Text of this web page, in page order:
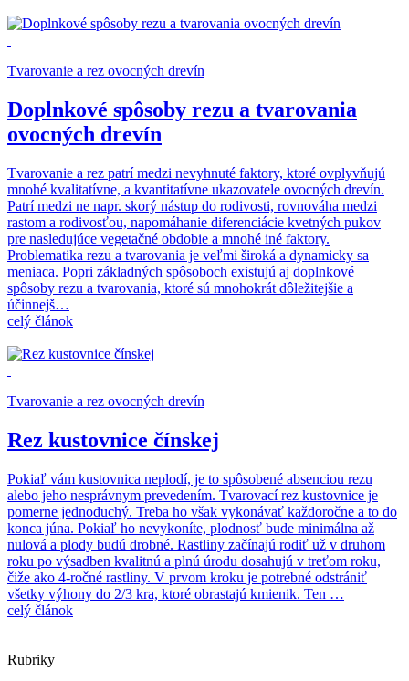
Tvarovanie a rez ovocných drevín
Doplnkové spôsoby rezu a tvarovania
ovocných drevín
Tvarovanie a rez patrí medzi nevyhnuté faktory, ktoré ovplyvňujú
mnohé kvalitatívne, a kvantitatívne ukazovatele ovocných drevín.
Patrí medzi ne napr. skorý nástup do rodivosti, rovnováha medzi
rastom a rodivosťou, napomáhanie diferenciácie kvetných pukov
pre nasledujúce vegetačné obdobie a mnohé iné faktory.
Problematika rezu a tvarovania je veľmi široká a dynamicky sa
meniaca. Popri základných spôsoboch existujú aj doplnkové
spôsoby rezu a tvarovania, ktoré sú mnohokrát dôležitejšie a
účinnejš…
celý článok
Tvarovanie a rez ovocných drevín
Rez kustovnice čínskej
Pokiaľ vám kustovnica neplodí, je to spôsobené absenciou rezu
alebo jeho nesprávnym prevedením. Tvarovací rez kustovnice je
pomerne jednoduchý. Treba ho však vykonávať každoročne a to do
konca júna. Pokiaľ ho nevykoníte, plodnosť bude minimálna až
nulová a plody budú drobné. Rastliny začínajú rodiť už v druhom
roku po výsadben kvalitnú a plnú úrodu dosahujú v treťom roku,
čiže ako 4-ročné rastliny. V prvom kroku je potrebné odstrániť
všetky výhony do 2/3 kra, ktoré obrastajú kmienik. Ten …
celý článok
Rubriky